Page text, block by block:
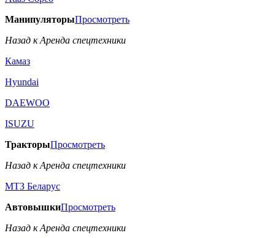
МанипуляторыПросмотреть
Назад к Аренда спецтехники
Камаз
Hyundai
DAEWOO
ISUZU
ТракторыПросмотреть
Назад к Аренда спецтехники
МТЗ Беларус
АвтовышкиПросмотреть
Назад к Аренда спецтехники